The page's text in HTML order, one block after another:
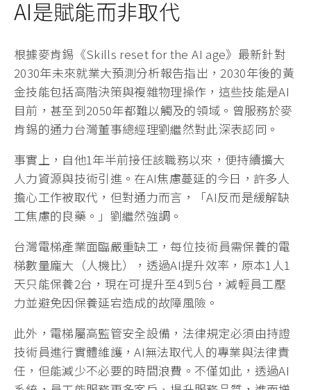
AI是賦能而非取代
根據麥肯錫《Skills reset for the AI age》最新針對
2030年未來就業大預測分析報告指出，2030年後的黃
金技能包括高階決策與複雜物理操作，這些技能是AI
目前，甚至到2050年都難以觸及的領域。曾服務於麥
肯錫的通力台灣董事總經理劉繼然對此深表認同。
事實上，自他1年半前接任該職務以來，便持續擴大
人力資源與技術引進。在AI焦慮蔓延的今日，許多人
擔心工作被取代，但對通力而言，「AI反而是緩解缺
工焦慮的良藥。」劉繼然強調。
台灣電梯產業面臨嚴重缺工，每位技術員需保養的電
梯數量龐大（人機比），透過AI提升效率，原本1人1
天只能保養2台，現在可提升至4到5台，減輕員工壓
力並避免因保養延宕造成的故障風險。
此外，電梯屬高監管安全設備，法律規定必須由持證
技術員進行實體維護，AI無法取代人的專業與法律責
任，但能減少不必要的時間浪費。不僅如此，透過AI